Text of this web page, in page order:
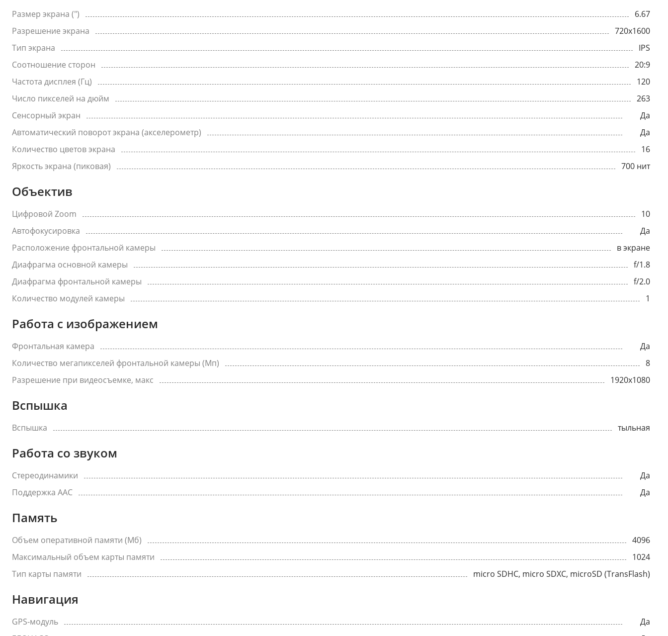
Размер экрана (")
6.67
Разрешение экрана
720x1600
Тип экрана
IPS
Соотношение сторон
20:9
Частота дисплея (Гц)
120
Число пикселей на дюйм
263
Сенсорный экран
Да
Автоматический поворот экрана (акселерометр)
Да
Количество цветов экрана
16
Яркость экрана (пиковая)
700 нит
Объектив
Цифровой Zoom
10
Автофокусировка
Да
Расположение фронтальной камеры
в экране
Диафрагма основной камеры
f/1.8
Диафрагма фронтальной камеры
f/2.0
Количество модулей камеры
1
Работа с изображением
Фронтальная камера
Да
Количество мегапикселей фронтальной камеры (Мп)
8
Разрешение при видеосъемке, макс
1920x1080
Вспышка
Вспышка тыльная
Работа со звуком
Стереодинамики
Да
Поддержка AAC
Да
Память
Объем оперативной памяти (Мб)
4096
Максимальный объем карты памяти
1024
Тип карты памяти
micro SDHC, micro SDXC, microSD (TransFlash)
Навигация
GPS-модуль
Да